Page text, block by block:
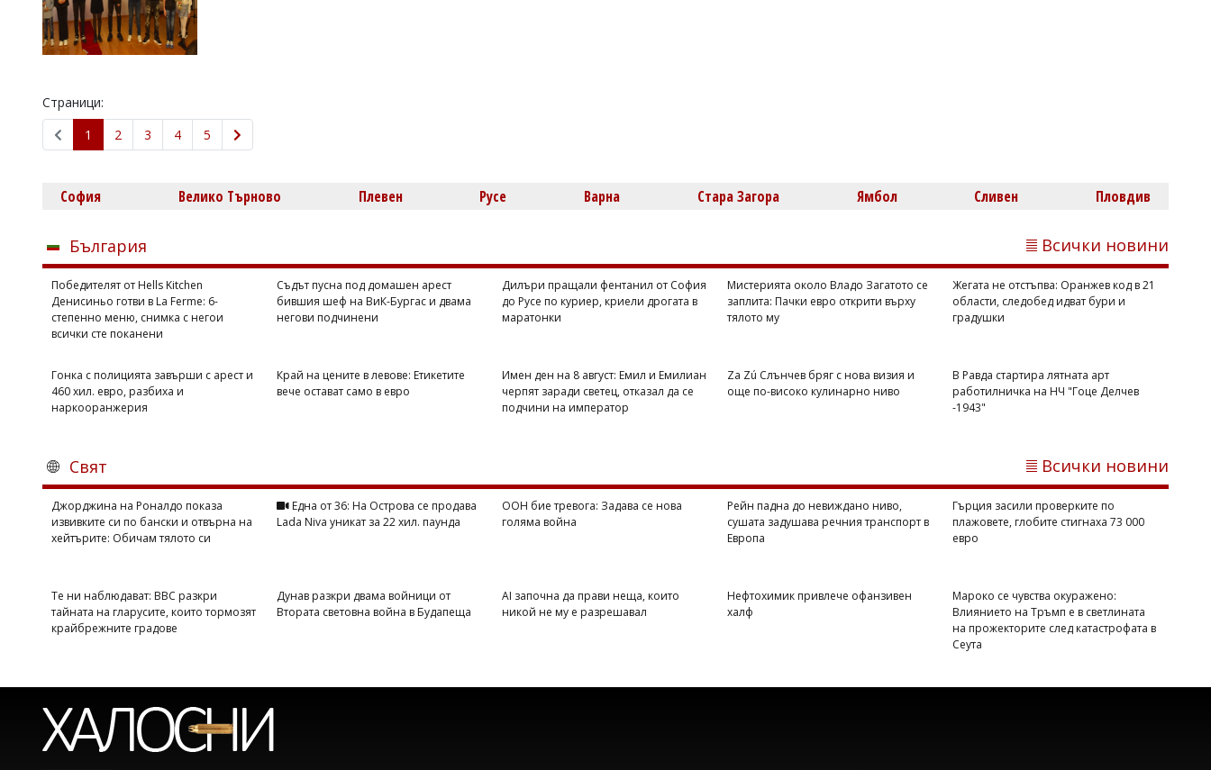
Страници:
1
2 3 4 5
Флагман.БГ
Дневен хороскоп за 8 август: Любов за
Лъва, а Стрелците да се доверят на
София Велико Търново Плевен Русе Варна Стара Загора Ямбол Сливен Пловдив
България Всички новини
Победителят от Hells Kitchen
Денисиньо готви в La Ferme: 6-
степенно меню, снимка с негои
всички сте поканени
Съдът пусна под домашен арест
бившия шеф на ВиК-Бургас и двама
негови подчинени
Дилъри пращали фентанил от София
до Русе по куриер, криели дрогата в
маратонки
Мистерията около Владо Загатото се
заплита: Пачки евро открити върху
тялото му
Жегата не отстъпва: Оранжев код в 21
области, следобед идват бури и
градушки
Гонка с полицията завърши с арест и
460 хил. евро, разбиха и
наркооранжерия
Край на цените в левове: Етикетите
вече остават само в евро
Имен ден на 8 август: Емил и Емилиан
черпят заради светец, отказал да се
подчини на император
Za Zú Слънчев бряг с нова визия и
още по-високо кулинарно ниво
В Равда стартира лятната арт
работилничка на НЧ "Гоце Делчев
-1943"
Свят Всички новини
Джорджина на Роналдо показа
извивките си по бански и отвърна на
хейтърите: Обичам тялото си
Една от 36: На Острова се продава
Lada Niva уникат за 22 хил. паунда
ООН бие тревога: Задава се нова
голяма война
Рейн падна до невиждано ниво,
сушата задушава речния транспорт в
Европа
Гърция засили проверките по
плажовете, глобите стигнаха 73 000
евро
Те ни наблюдават: BBC разкри
тайната на гларусите, които тормозят
крайбрежните градове
Дунав разкри двама войници от
Втората световна война в Будапеща
AI започна да прави неща, които
никой не му е разрешавал
Нефтохимик привлече офанзивен
халф
Мароко се чувства окуражено:
Влиянието на Тръмп е в светлината
на прожекторите след катастрофата в
Сеута